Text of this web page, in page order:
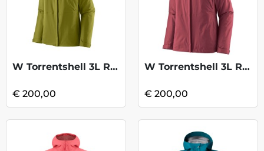
W Torrentshell 3L Rain Jkt -GrazeGreen
€ 200,00
W Torrentshell 3L Rain Jkt - Marion red
€ 200,00